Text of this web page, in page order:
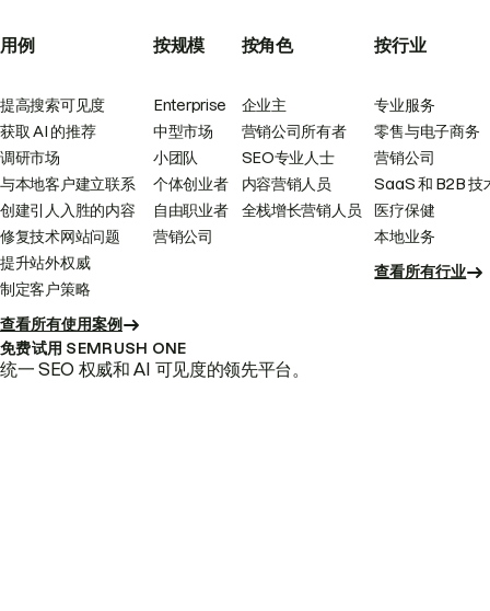
用例
提高搜索可见度
获取 AI 的推荐
调研市场
与本地客户建立联系
创建引人入胜的内容
修复技术网站问题
提升站外权威
制定客户策略
查看所有使用案例
按规模
Enterprise
中型市场
小团队
个体创业者
自由职业者
营销公司
按角色
企业主
营销公司所有者
SEO专业人士
内容营销人员
全栈增长营销人员
按行业
专业服务
零售与电子商务
营销公司
SaaS 和 B2B 技
医疗保健
本地业务
查看所有行业
免费试用 SEMRUSH ONE
统一 SEO 权威和 AI 可见度的领先平台。